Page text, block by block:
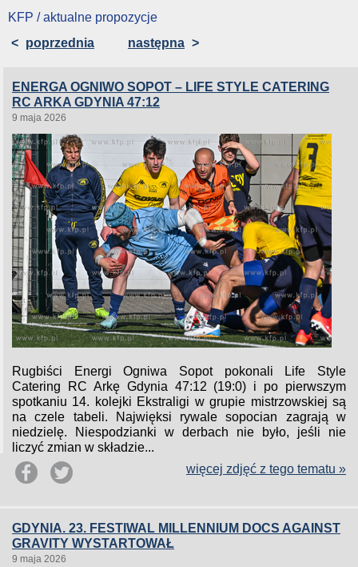
KFP / aktualne propozycje
< poprzednia następna >
ENERGA OGNIWO SOPOT – LIFE STYLE CATERING
RC ARKA GDYNIA 47:12
9 maja 2026
Rugbiści Energi Ogniwa Sopot pokonali Life Style
Catering RC Arkę Gdynia 47:12 (19:0) i po pierwszym
spotkaniu 14. kolejki Ekstraligi w grupie mistrzowskiej są
na czele tabeli. Najwięksi rywale sopocian zagrają w
niedzielę. Niespodzianki w derbach nie było, jeśli nie
liczyć zmian w składzie...
więcej zdjęć z tego tematu »
GDYNIA. 23. FESTIWAL MILLENNIUM DOCS AGAINST
GRAVITY WYSTARTOWAŁ
9 maja 2026